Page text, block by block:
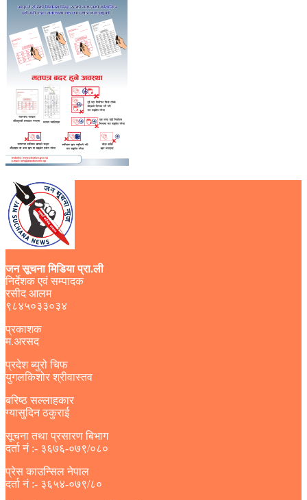
जन सूचना मिडिया प्रा.ली
निर्देशक एवं सम्पादक
रसीद आलम
९८४५०३३०३४
प्रकाशक
म.अरसद
प्रदेश ब्युरो चिफ
युगलकिशोर श्रीवास्तव
बरिष्ठ सल्लाहकार
ग्यासुदिन ठकुराई
सूचना तथा प्रसारण बिभाग
दर्ता नं :- ३६७६-०७९/०८०
प्रेस काउन्सिल नेपाल
दर्ता नं :- ३६५४-०७९/८०